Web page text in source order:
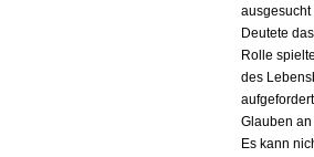
Deutete
Rolle
des
Glauben
Es kann